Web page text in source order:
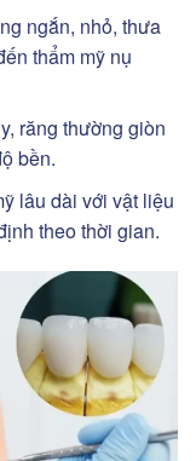
ngắn, nhỏ, thưa
thẩm mỹ nụ
răng thường giòn
bền.
lâu dài với vật liệu
theo thời gian.